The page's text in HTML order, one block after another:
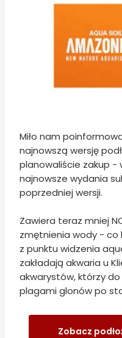
Miło nam
najnowszą wersję
planowaliście zakup -
najnowsze wydania
poprzedniej wersji.
Zawiera teraz mniej
zmętnienia wody - co
z punktu widzenia
zakładają akwaria u
akwarystów, którzy
plagami glonów po
Zobacz